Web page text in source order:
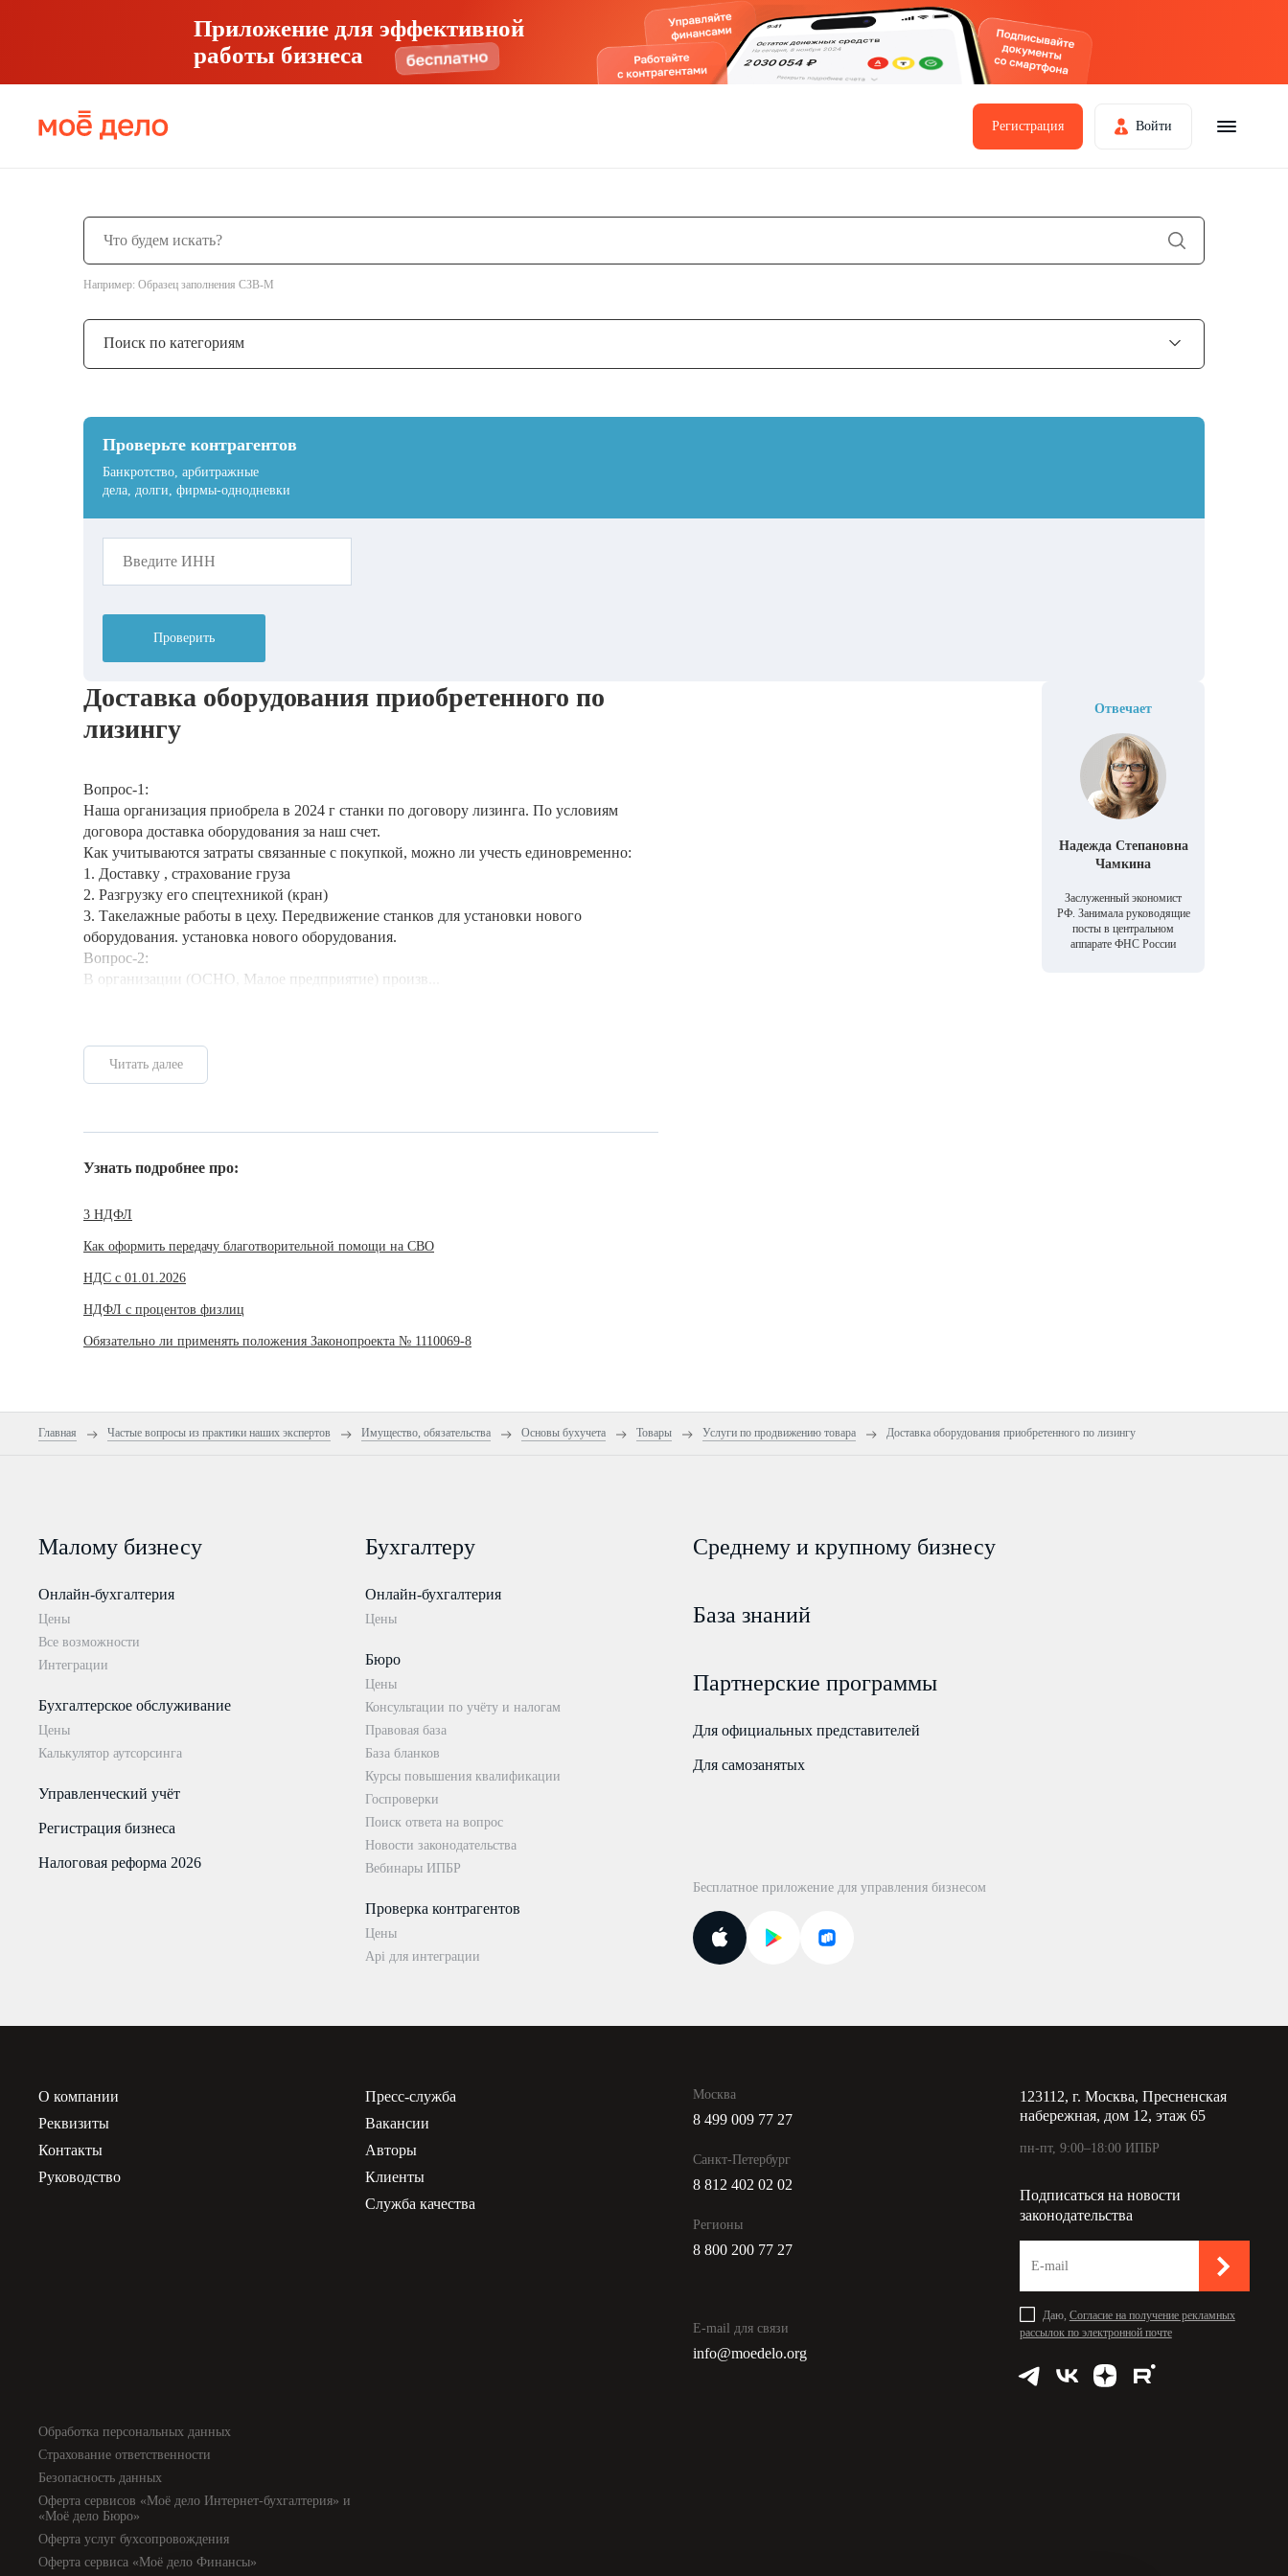
Приложение для эффективной
работы бизнеса
Регистрация Войти
Например: Образец заполнения СЗВ-М
Поиск по категориям
Проверьте контрагентов
Банкротство, арбитражные
дела, долги, фирмы-однодневки
Проверить
Доставка оборудования приобретенного по
лизингу
Вопрос-1:
Наша организация приобрела в 2024 г станки по договору лизинга. По условиям
договора доставка оборудования за наш счет.
Как учитываются затраты связанные с покупкой, можно ли учесть единовременно:
1. Доставку , страхование груза
2. Разгрузку его спецтехникой (кран)
3. Такелажные работы в цеху. Передвижение станков для установки нового
оборудования. установка нового оборудования.
Вопрос-2:
В организации (ОСНО, Малое предприятие) произв...
Читать далее
Узнать подробнее про:
3 НДФЛ
Как оформить передачу благотворительной помощи на СВО
НДС с 01.01.2026
НДФЛ с процентов физлиц
Обязательно ли применять положения Законопроекта № 1110069-8
Отвечает
Надежда Степановна
Чамкина
Заслуженный экономист
РФ. Занимала руководящие
посты в центральном
аппарате ФНС России
Главная Частые вопросы из практики наших экспертов Имущество, обязательства Основы бухучета Товары Услуги по продвижению товара Доставка оборудования приобретенного по лизингу
Малому бизнесу
Онлайн-бухгалтерия
Цены
Все возможности
Интеграции
Бухгалтерское обслуживание
Цены
Калькулятор аутсорсинга
Управленческий учёт
Регистрация бизнеса
Налоговая реформа 2026
Бухгалтеру
Онлайн-бухгалтерия
Цены
Бюро
Цены
Консультации по учёту и налогам
Правовая база
База бланков
Курсы повышения квалификации
Госпроверки
Поиск ответа на вопрос
Новости законодательства
Вебинары ИПБР
Проверка контрагентов
Цены
Api для интеграции
Среднему и крупному бизнесу
База знаний
Партнерские программы
Для официальных представителей
Для самозанятых
Бесплатное приложение для управления бизнесом
О компании
Реквизиты
Контакты
Руководство
Пресс-служба
Вакансии
Авторы
Клиенты
Служба качества
Москва
8 499 009 77 27
Санкт-Петербург
8 812 402 02 02
Регионы
8 800 200 77 27
E-mail для связи
info@moedelo.org
123112, г. Москва, Пресненская
набережная, дом 12, этаж 65
пн-пт, 9:00–18:00 ИПБР
Подписаться на новости
законодательства
Даю, Согласие на получение рекламных
рассылок по электронной почте
Обработка персональных данных
Страхование ответственности
Безопасность данных
Оферта сервисов «Моё дело Интернет-бухгалтерия» и
«Моё дело Бюро»
Оферта услуг бухсопровождения
Оферта сервиса «Моё дело Финансы»